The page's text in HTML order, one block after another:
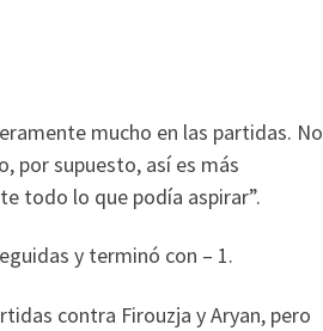
mucho en las partidas. No
por supuesto, así es más
todo lo que podía aspirar”.
y terminó con – 1.
contra Firouzja y Aryan, pero